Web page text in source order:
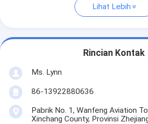
Lihat Lebih
Rincian Kontak
Ms. Lynn
86-13922880636
Pabrik No. 1, Wanfeng Aviation
Xinchang County, Provinsi